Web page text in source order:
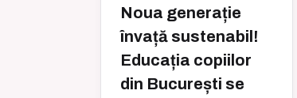
Noua generație
învață sustenabil!
Educația copiilor
din București se